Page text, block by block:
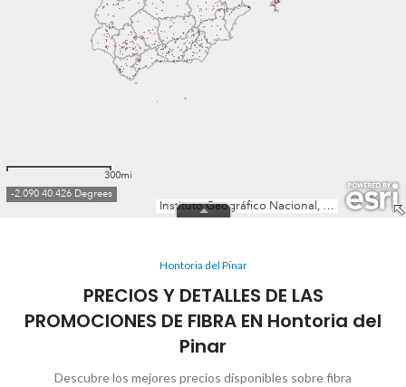
Hontoria del Pinar
PRECIOS Y DETALLES DE LAS
PROMOCIONES DE FIBRA EN Hontoria del
Pinar
Descubre los mejores precios disponibles sobre fibra